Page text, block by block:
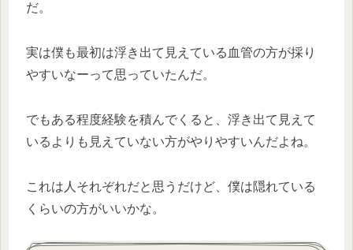
だ。
実は僕も最初は浮き出て見えている血管の方が採り
やすいなーって思っていたんだ。
でもある程度経験を積んでくると、浮き出て見えて
いるよりも見えていない方がやりやすいんだよね。
これは人それぞれだと思うだけど、僕は隠れている
くらいの方がいいかな。